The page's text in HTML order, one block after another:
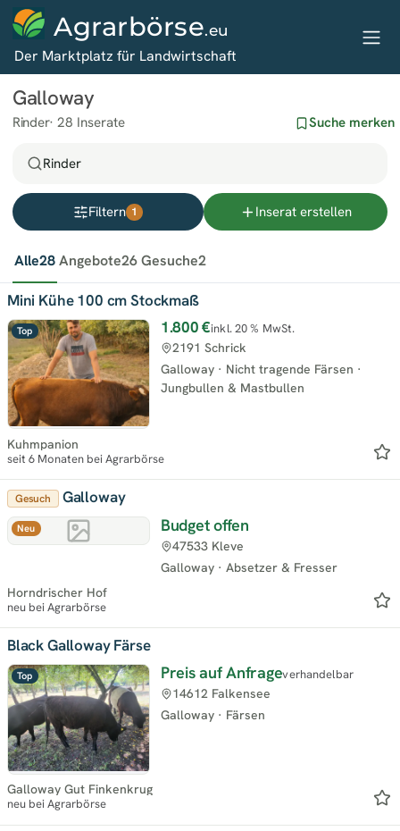
Agrarbörse.eu
Der Marktplatz für Landwirtschaft
Galloway
Rinder 28 Inserate Suche merken
Rinder
Filtern 1 Inserat erstellen
Alle28Angebote26Gesuche2
Top
Mini Kühe 100 cm Stockmaß
1.800 €inkl. 20 % MwSt.
Galloway · Nicht tragende Färsen ·
Jungbullen & Mastbullen
2191 Schrick
Kuhmpanion
seit 6 Monaten bei Agrarbörse
Neu
Gesuch Galloway
Budget offen
Galloway · Absetzer & Fresser
47533 Kleve
Horndrischer Hof
neu bei Agrarbörse
Top
Black Galloway Färse
Preis auf Anfrageverhandelbar
Galloway · Färsen
14612 Falkensee
Galloway Gut Finkenkrug
neu bei Agrarbörse